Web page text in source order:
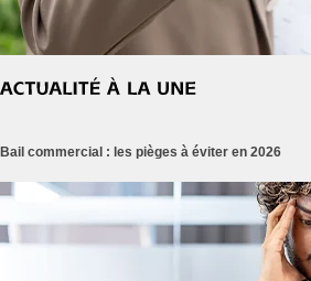
Bail commercial : les pièges à éviter en 2026